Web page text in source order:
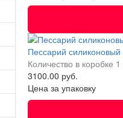
Пессарий
Количество в коробке 1
3100.00 руб.
Цена за упаковку